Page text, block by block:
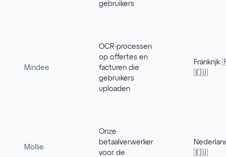
gebruikers
Mindee
OCR-processen
op offertes en
facturen die
gebruikers
uploaden
🇪🇺
Mollie
Onze
betaalverwerker
voor de
🇪🇺